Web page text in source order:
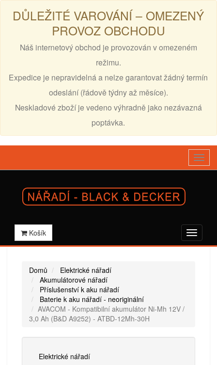
DŮLEŽITÉ VAROVÁNÍ – OMEZENÝ
PROVOZ OBCHODU
Náš internetový obchod je provozován v omezeném
režimu.
Expedice je nepravidelná a nelze garantovat žádný termín
odeslání (řádově týdny až měsíce).
Neskladové zboží je vedeno výhradně jako nezávazná
poptávka.
Košík
Domů
Elektrické nářadí
Akumulátorové nářadí
Příslušenství k aku nářadí
Baterie k aku nářadí - neoriginální
AVACOM - Kompatibilní akumulátor Ni-Mh 12V /
3,0 Ah (B&D A9252) - ATBD-12Mh-30H
Elektrické nářadí